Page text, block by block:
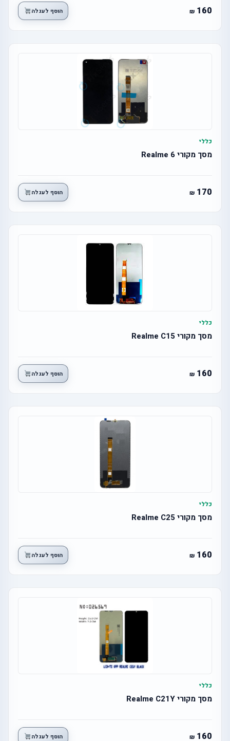
160 הוסף לעגלה
כללי
מסך מקורי Realme 6
170 הוסף לעגלה
כללי
מסך מקורי Realme C15
160 הוסף לעגלה
כללי
מסך מקורי Realme C25
160 הוסף לעגלה
כללי
מסך מקורי Realme C21Y
160 הוסף לעגלה